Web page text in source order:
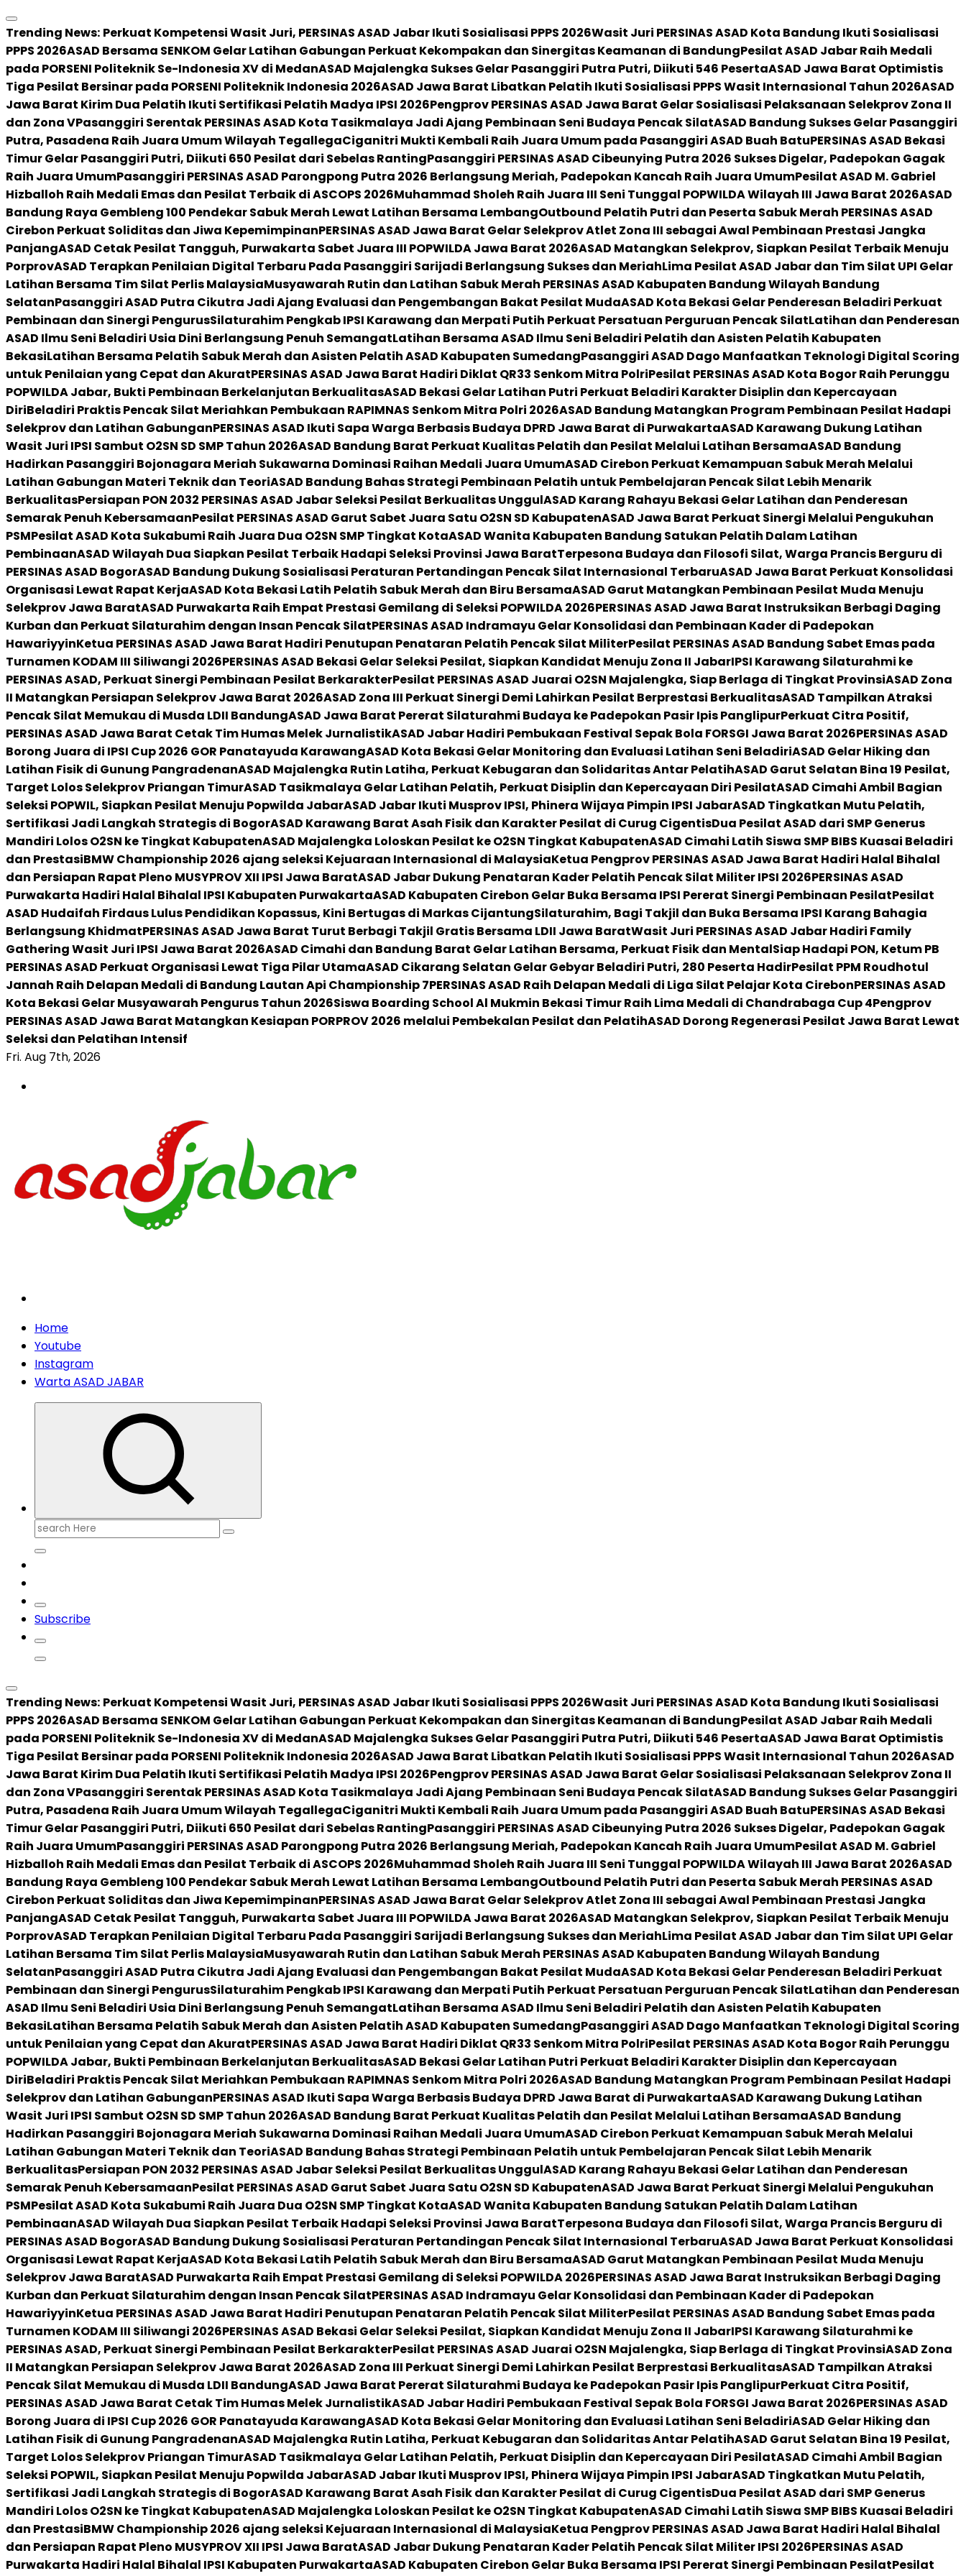
Skip
to
content
Trending News: Perkuat Kompetensi Wasit Juri, PERSINAS ASAD Jabar Ikuti Sosialisasi PPPS 2026Wasit Juri PERSINAS ASAD Kota Bandung Ikuti Sosialisasi
PPPS 2026ASAD Bersama SENKOM Gelar Latihan Gabungan Perkuat Kekompakan dan Sinergitas Keamanan di BandungPesilat ASAD Jabar Raih Medali
pada PORSENI Politeknik Se-Indonesia XV di MedanASAD Majalengka Sukses Gelar Pasanggiri Putra Putri, Diikuti 546 PesertaASAD Jawa Barat Optimistis
Tiga Pesilat Bersinar pada PORSENI Politeknik Indonesia 2026ASAD Jawa Barat Libatkan Pelatih Ikuti Sosialisasi PPPS Wasit Internasional Tahun 2026ASAD
Jawa Barat Kirim Dua Pelatih Ikuti Sertifikasi Pelatih Madya IPSI 2026Pengprov PERSINAS ASAD Jawa Barat Gelar Sosialisasi Pelaksanaan Selekprov Zona II
dan Zona VPasanggiri Serentak PERSINAS ASAD Kota Tasikmalaya Jadi Ajang Pembinaan Seni Budaya Pencak SilatASAD Bandung Sukses Gelar Pasanggiri
Putra, Pasadena Raih Juara Umum Wilayah TegallegaCiganitri Mukti Kembali Raih Juara Umum pada Pasanggiri ASAD Buah BatuPERSINAS ASAD Bekasi
Timur Gelar Pasanggiri Putri, Diikuti 650 Pesilat dari Sebelas RantingPasanggiri PERSINAS ASAD Cibeunying Putra 2026 Sukses Digelar, Padepokan Gagak
Raih Juara UmumPasanggiri PERSINAS ASAD Parongpong Putra 2026 Berlangsung Meriah, Padepokan Kancah Raih Juara UmumPesilat ASAD M. Gabriel
Hizballoh Raih Medali Emas dan Pesilat Terbaik di ASCOPS 2026Muhammad Sholeh Raih Juara III Seni Tunggal POPWILDA Wilayah III Jawa Barat 2026ASAD
Bandung Raya Gembleng 100 Pendekar Sabuk Merah Lewat Latihan Bersama LembangOutbound Pelatih Putri dan Peserta Sabuk Merah PERSINAS ASAD
Cirebon Perkuat Soliditas dan Jiwa KepemimpinanPERSINAS ASAD Jawa Barat Gelar Selekprov Atlet Zona III sebagai Awal Pembinaan Prestasi Jangka
PanjangASAD Cetak Pesilat Tangguh, Purwakarta Sabet Juara III POPWILDA Jawa Barat 2026ASAD Matangkan Selekprov, Siapkan Pesilat Terbaik Menuju
PorprovASAD Terapkan Penilaian Digital Terbaru Pada Pasanggiri Sarijadi Berlangsung Sukses dan MeriahLima Pesilat ASAD Jabar dan Tim Silat UPI Gelar
Latihan Bersama Tim Silat Perlis MalaysiaMusyawarah Rutin dan Latihan Sabuk Merah PERSINAS ASAD Kabupaten Bandung Wilayah Bandung
SelatanPasanggiri ASAD Putra Cikutra Jadi Ajang Evaluasi dan Pengembangan Bakat Pesilat MudaASAD Kota Bekasi Gelar Penderesan Beladiri Perkuat
Pembinaan dan Sinergi PengurusSilaturahim Pengkab IPSI Karawang dan Merpati Putih Perkuat Persatuan Perguruan Pencak SilatLatihan dan Penderesan
ASAD Ilmu Seni Beladiri Usia Dini Berlangsung Penuh SemangatLatihan Bersama ASAD Ilmu Seni Beladiri Pelatih dan Asisten Pelatih Kabupaten
BekasiLatihan Bersama Pelatih Sabuk Merah dan Asisten Pelatih ASAD Kabupaten SumedangPasanggiri ASAD Dago Manfaatkan Teknologi Digital Scoring
untuk Penilaian yang Cepat dan AkuratPERSINAS ASAD Jawa Barat Hadiri Diklat QR33 Senkom Mitra PolriPesilat PERSINAS ASAD Kota Bogor Raih Perunggu
POPWILDA Jabar, Bukti Pembinaan Berkelanjutan BerkualitasASAD Bekasi Gelar Latihan Putri Perkuat Beladiri Karakter Disiplin dan Kepercayaan
DiriBeladiri Praktis Pencak Silat Meriahkan Pembukaan RAPIMNAS Senkom Mitra Polri 2026ASAD Bandung Matangkan Program Pembinaan Pesilat Hadapi
Selekprov dan Latihan GabunganPERSINAS ASAD Ikuti Sapa Warga Berbasis Budaya DPRD Jawa Barat di PurwakartaASAD Karawang Dukung Latihan
Wasit Juri IPSI Sambut O2SN SD SMP Tahun 2026ASAD Bandung Barat Perkuat Kualitas Pelatih dan Pesilat Melalui Latihan BersamaASAD Bandung
Hadirkan Pasanggiri Bojonagara Meriah Sukawarna Dominasi Raihan Medali Juara UmumASAD Cirebon Perkuat Kemampuan Sabuk Merah Melalui
Latihan Gabungan Materi Teknik dan TeoriASAD Bandung Bahas Strategi Pembinaan Pelatih untuk Pembelajaran Pencak Silat Lebih Menarik
BerkualitasPersiapan PON 2032 PERSINAS ASAD Jabar Seleksi Pesilat Berkualitas UnggulASAD Karang Rahayu Bekasi Gelar Latihan dan Penderesan
Semarak Penuh KebersamaanPesilat PERSINAS ASAD Garut Sabet Juara Satu O2SN SD KabupatenASAD Jawa Barat Perkuat Sinergi Melalui Pengukuhan
PSMPesilat ASAD Kota Sukabumi Raih Juara Dua O2SN SMP Tingkat KotaASAD Wanita Kabupaten Bandung Satukan Pelatih Dalam Latihan
PembinaanASAD Wilayah Dua Siapkan Pesilat Terbaik Hadapi Seleksi Provinsi Jawa BaratTerpesona Budaya dan Filosofi Silat, Warga Prancis Berguru di
PERSINAS ASAD BogorASAD Bandung Dukung Sosialisasi Peraturan Pertandingan Pencak Silat Internasional TerbaruASAD Jawa Barat Perkuat Konsolidasi
Organisasi Lewat Rapat KerjaASAD Kota Bekasi Latih Pelatih Sabuk Merah dan Biru BersamaASAD Garut Matangkan Pembinaan Pesilat Muda Menuju
Selekprov Jawa BaratASAD Purwakarta Raih Empat Prestasi Gemilang di Seleksi POPWILDA 2026PERSINAS ASAD Jawa Barat Instruksikan Berbagi Daging
Kurban dan Perkuat Silaturahim dengan Insan Pencak SilatPERSINAS ASAD Indramayu Gelar Konsolidasi dan Pembinaan Kader di Padepokan
HawariyyinKetua PERSINAS ASAD Jawa Barat Hadiri Penutupan Penataran Pelatih Pencak Silat MiliterPesilat PERSINAS ASAD Bandung Sabet Emas pada
Turnamen KODAM III Siliwangi 2026PERSINAS ASAD Bekasi Gelar Seleksi Pesilat, Siapkan Kandidat Menuju Zona II JabarIPSI Karawang Silaturahmi ke
PERSINAS ASAD, Perkuat Sinergi Pembinaan Pesilat BerkarakterPesilat PERSINAS ASAD Juarai O2SN Majalengka, Siap Berlaga di Tingkat ProvinsiASAD Zona
II Matangkan Persiapan Selekprov Jawa Barat 2026ASAD Zona III Perkuat Sinergi Demi Lahirkan Pesilat Berprestasi BerkualitasASAD Tampilkan Atraksi
Pencak Silat Memukau di Musda LDII BandungASAD Jawa Barat Pererat Silaturahmi Budaya ke Padepokan Pasir Ipis PanglipurPerkuat Citra Positif,
PERSINAS ASAD Jawa Barat Cetak Tim Humas Melek JurnalistikASAD Jabar Hadiri Pembukaan Festival Sepak Bola FORSGI Jawa Barat 2026PERSINAS ASAD
Borong Juara di IPSI Cup 2026 GOR Panatayuda KarawangASAD Kota Bekasi Gelar Monitoring dan Evaluasi Latihan Seni BeladiriASAD Gelar Hiking dan
Latihan Fisik di Gunung PangradenanASAD Majalengka Rutin Latiha, Perkuat Kebugaran dan Solidaritas Antar PelatihASAD Garut Selatan Bina 19 Pesilat,
Target Lolos Selekprov Priangan TimurASAD Tasikmalaya Gelar Latihan Pelatih, Perkuat Disiplin dan Kepercayaan Diri PesilatASAD Cimahi Ambil Bagian
Seleksi POPWIL, Siapkan Pesilat Menuju Popwilda JabarASAD Jabar Ikuti Musprov IPSI, Phinera Wijaya Pimpin IPSI JabarASAD Tingkatkan Mutu Pelatih,
Sertifikasi Jadi Langkah Strategis di BogorASAD Karawang Barat Asah Fisik dan Karakter Pesilat di Curug CigentisDua Pesilat ASAD dari SMP Generus
Mandiri Lolos O2SN ke Tingkat KabupatenASAD Majalengka Loloskan Pesilat ke O2SN Tingkat KabupatenASAD Cimahi Latih Siswa SMP BIBS Kuasai Beladiri
dan PrestasiBMW Championship 2026 ajang seleksi Kejuaraan Internasional di MalaysiaKetua Pengprov PERSINAS ASAD Jawa Barat Hadiri Halal Bihalal
dan Persiapan Rapat Pleno MUSYPROV XII IPSI Jawa BaratASAD Jabar Dukung Penataran Kader Pelatih Pencak Silat Militer IPSI 2026PERSINAS ASAD
Purwakarta Hadiri Halal Bihalal IPSI Kabupaten PurwakartaASAD Kabupaten Cirebon Gelar Buka Bersama IPSI Pererat Sinergi Pembinaan PesilatPesilat
ASAD Hudaifah Firdaus Lulus Pendidikan Kopassus, Kini Bertugas di Markas CijantungSilaturahim, Bagi Takjil dan Buka Bersama IPSI Karang Bahagia
Berlangsung KhidmatPERSINAS ASAD Jawa Barat Turut Berbagi Takjil Gratis Bersama LDII Jawa BaratWasit Juri PERSINAS ASAD Jabar Hadiri Family
Gathering Wasit Juri IPSI Jawa Barat 2026ASAD Cimahi dan Bandung Barat Gelar Latihan Bersama, Perkuat Fisik dan MentalSiap Hadapi PON, Ketum PB
PERSINAS ASAD Perkuat Organisasi Lewat Tiga Pilar UtamaASAD Cikarang Selatan Gelar Gebyar Beladiri Putri, 280 Peserta HadirPesilat PPM Roudhotul
Jannah Raih Delapan Medali di Bandung Lautan Api Championship 7PERSINAS ASAD Raih Delapan Medali di Liga Silat Pelajar Kota CirebonPERSINAS ASAD
Kota Bekasi Gelar Musyawarah Pengurus Tahun 2026Siswa Boarding School Al Mukmin Bekasi Timur Raih Lima Medali di Chandrabaga Cup 4Pengprov
PERSINAS ASAD Jawa Barat Matangkan Kesiapan PORPROV 2026 melalui Pembekalan Pesilat dan PelatihASAD Dorong Regenerasi Pesilat Jawa Barat Lewat
Seleksi dan Pelatihan Intensif
Fri. Aug 7th, 2026
Home
Youtube
Instagram
Warta ASAD JABAR
Search
for:
Subscribe
Trending News: Perkuat Kompetensi Wasit Juri, PERSINAS ASAD Jabar Ikuti Sosialisasi PPPS 2026Wasit Juri PERSINAS ASAD Kota Bandung Ikuti Sosialisasi
PPPS 2026ASAD Bersama SENKOM Gelar Latihan Gabungan Perkuat Kekompakan dan Sinergitas Keamanan di BandungPesilat ASAD Jabar Raih Medali
pada PORSENI Politeknik Se-Indonesia XV di MedanASAD Majalengka Sukses Gelar Pasanggiri Putra Putri, Diikuti 546 PesertaASAD Jawa Barat Optimistis
Tiga Pesilat Bersinar pada PORSENI Politeknik Indonesia 2026ASAD Jawa Barat Libatkan Pelatih Ikuti Sosialisasi PPPS Wasit Internasional Tahun 2026ASAD
Jawa Barat Kirim Dua Pelatih Ikuti Sertifikasi Pelatih Madya IPSI 2026Pengprov PERSINAS ASAD Jawa Barat Gelar Sosialisasi Pelaksanaan Selekprov Zona II
dan Zona VPasanggiri Serentak PERSINAS ASAD Kota Tasikmalaya Jadi Ajang Pembinaan Seni Budaya Pencak SilatASAD Bandung Sukses Gelar Pasanggiri
Putra, Pasadena Raih Juara Umum Wilayah TegallegaCiganitri Mukti Kembali Raih Juara Umum pada Pasanggiri ASAD Buah BatuPERSINAS ASAD Bekasi
Timur Gelar Pasanggiri Putri, Diikuti 650 Pesilat dari Sebelas RantingPasanggiri PERSINAS ASAD Cibeunying Putra 2026 Sukses Digelar, Padepokan Gagak
Raih Juara UmumPasanggiri PERSINAS ASAD Parongpong Putra 2026 Berlangsung Meriah, Padepokan Kancah Raih Juara UmumPesilat ASAD M. Gabriel
Hizballoh Raih Medali Emas dan Pesilat Terbaik di ASCOPS 2026Muhammad Sholeh Raih Juara III Seni Tunggal POPWILDA Wilayah III Jawa Barat 2026ASAD
Bandung Raya Gembleng 100 Pendekar Sabuk Merah Lewat Latihan Bersama LembangOutbound Pelatih Putri dan Peserta Sabuk Merah PERSINAS ASAD
Cirebon Perkuat Soliditas dan Jiwa KepemimpinanPERSINAS ASAD Jawa Barat Gelar Selekprov Atlet Zona III sebagai Awal Pembinaan Prestasi Jangka
PanjangASAD Cetak Pesilat Tangguh, Purwakarta Sabet Juara III POPWILDA Jawa Barat 2026ASAD Matangkan Selekprov, Siapkan Pesilat Terbaik Menuju
PorprovASAD Terapkan Penilaian Digital Terbaru Pada Pasanggiri Sarijadi Berlangsung Sukses dan MeriahLima Pesilat ASAD Jabar dan Tim Silat UPI Gelar
Latihan Bersama Tim Silat Perlis MalaysiaMusyawarah Rutin dan Latihan Sabuk Merah PERSINAS ASAD Kabupaten Bandung Wilayah Bandung
SelatanPasanggiri ASAD Putra Cikutra Jadi Ajang Evaluasi dan Pengembangan Bakat Pesilat MudaASAD Kota Bekasi Gelar Penderesan Beladiri Perkuat
Pembinaan dan Sinergi PengurusSilaturahim Pengkab IPSI Karawang dan Merpati Putih Perkuat Persatuan Perguruan Pencak SilatLatihan dan Penderesan
ASAD Ilmu Seni Beladiri Usia Dini Berlangsung Penuh SemangatLatihan Bersama ASAD Ilmu Seni Beladiri Pelatih dan Asisten Pelatih Kabupaten
BekasiLatihan Bersama Pelatih Sabuk Merah dan Asisten Pelatih ASAD Kabupaten SumedangPasanggiri ASAD Dago Manfaatkan Teknologi Digital Scoring
untuk Penilaian yang Cepat dan AkuratPERSINAS ASAD Jawa Barat Hadiri Diklat QR33 Senkom Mitra PolriPesilat PERSINAS ASAD Kota Bogor Raih Perunggu
POPWILDA Jabar, Bukti Pembinaan Berkelanjutan BerkualitasASAD Bekasi Gelar Latihan Putri Perkuat Beladiri Karakter Disiplin dan Kepercayaan
DiriBeladiri Praktis Pencak Silat Meriahkan Pembukaan RAPIMNAS Senkom Mitra Polri 2026ASAD Bandung Matangkan Program Pembinaan Pesilat Hadapi
Selekprov dan Latihan GabunganPERSINAS ASAD Ikuti Sapa Warga Berbasis Budaya DPRD Jawa Barat di PurwakartaASAD Karawang Dukung Latihan
Wasit Juri IPSI Sambut O2SN SD SMP Tahun 2026ASAD Bandung Barat Perkuat Kualitas Pelatih dan Pesilat Melalui Latihan BersamaASAD Bandung
Hadirkan Pasanggiri Bojonagara Meriah Sukawarna Dominasi Raihan Medali Juara UmumASAD Cirebon Perkuat Kemampuan Sabuk Merah Melalui
Latihan Gabungan Materi Teknik dan TeoriASAD Bandung Bahas Strategi Pembinaan Pelatih untuk Pembelajaran Pencak Silat Lebih Menarik
BerkualitasPersiapan PON 2032 PERSINAS ASAD Jabar Seleksi Pesilat Berkualitas UnggulASAD Karang Rahayu Bekasi Gelar Latihan dan Penderesan
Semarak Penuh KebersamaanPesilat PERSINAS ASAD Garut Sabet Juara Satu O2SN SD KabupatenASAD Jawa Barat Perkuat Sinergi Melalui Pengukuhan
PSMPesilat ASAD Kota Sukabumi Raih Juara Dua O2SN SMP Tingkat KotaASAD Wanita Kabupaten Bandung Satukan Pelatih Dalam Latihan
PembinaanASAD Wilayah Dua Siapkan Pesilat Terbaik Hadapi Seleksi Provinsi Jawa BaratTerpesona Budaya dan Filosofi Silat, Warga Prancis Berguru di
PERSINAS ASAD BogorASAD Bandung Dukung Sosialisasi Peraturan Pertandingan Pencak Silat Internasional TerbaruASAD Jawa Barat Perkuat Konsolidasi
Organisasi Lewat Rapat KerjaASAD Kota Bekasi Latih Pelatih Sabuk Merah dan Biru BersamaASAD Garut Matangkan Pembinaan Pesilat Muda Menuju
Selekprov Jawa BaratASAD Purwakarta Raih Empat Prestasi Gemilang di Seleksi POPWILDA 2026PERSINAS ASAD Jawa Barat Instruksikan Berbagi Daging
Kurban dan Perkuat Silaturahim dengan Insan Pencak SilatPERSINAS ASAD Indramayu Gelar Konsolidasi dan Pembinaan Kader di Padepokan
HawariyyinKetua PERSINAS ASAD Jawa Barat Hadiri Penutupan Penataran Pelatih Pencak Silat MiliterPesilat PERSINAS ASAD Bandung Sabet Emas pada
Turnamen KODAM III Siliwangi 2026PERSINAS ASAD Bekasi Gelar Seleksi Pesilat, Siapkan Kandidat Menuju Zona II JabarIPSI Karawang Silaturahmi ke
PERSINAS ASAD, Perkuat Sinergi Pembinaan Pesilat BerkarakterPesilat PERSINAS ASAD Juarai O2SN Majalengka, Siap Berlaga di Tingkat ProvinsiASAD Zona
II Matangkan Persiapan Selekprov Jawa Barat 2026ASAD Zona III Perkuat Sinergi Demi Lahirkan Pesilat Berprestasi BerkualitasASAD Tampilkan Atraksi
Pencak Silat Memukau di Musda LDII BandungASAD Jawa Barat Pererat Silaturahmi Budaya ke Padepokan Pasir Ipis PanglipurPerkuat Citra Positif,
PERSINAS ASAD Jawa Barat Cetak Tim Humas Melek JurnalistikASAD Jabar Hadiri Pembukaan Festival Sepak Bola FORSGI Jawa Barat 2026PERSINAS ASAD
Borong Juara di IPSI Cup 2026 GOR Panatayuda KarawangASAD Kota Bekasi Gelar Monitoring dan Evaluasi Latihan Seni BeladiriASAD Gelar Hiking dan
Latihan Fisik di Gunung PangradenanASAD Majalengka Rutin Latiha, Perkuat Kebugaran dan Solidaritas Antar PelatihASAD Garut Selatan Bina 19 Pesilat,
Target Lolos Selekprov Priangan TimurASAD Tasikmalaya Gelar Latihan Pelatih, Perkuat Disiplin dan Kepercayaan Diri PesilatASAD Cimahi Ambil Bagian
Seleksi POPWIL, Siapkan Pesilat Menuju Popwilda JabarASAD Jabar Ikuti Musprov IPSI, Phinera Wijaya Pimpin IPSI JabarASAD Tingkatkan Mutu Pelatih,
Sertifikasi Jadi Langkah Strategis di BogorASAD Karawang Barat Asah Fisik dan Karakter Pesilat di Curug CigentisDua Pesilat ASAD dari SMP Generus
Mandiri Lolos O2SN ke Tingkat KabupatenASAD Majalengka Loloskan Pesilat ke O2SN Tingkat KabupatenASAD Cimahi Latih Siswa SMP BIBS Kuasai Beladiri
dan PrestasiBMW Championship 2026 ajang seleksi Kejuaraan Internasional di MalaysiaKetua Pengprov PERSINAS ASAD Jawa Barat Hadiri Halal Bihalal
dan Persiapan Rapat Pleno MUSYPROV XII IPSI Jawa BaratASAD Jabar Dukung Penataran Kader Pelatih Pencak Silat Militer IPSI 2026PERSINAS ASAD
Purwakarta Hadiri Halal Bihalal IPSI Kabupaten PurwakartaASAD Kabupaten Cirebon Gelar Buka Bersama IPSI Pererat Sinergi Pembinaan PesilatPesilat